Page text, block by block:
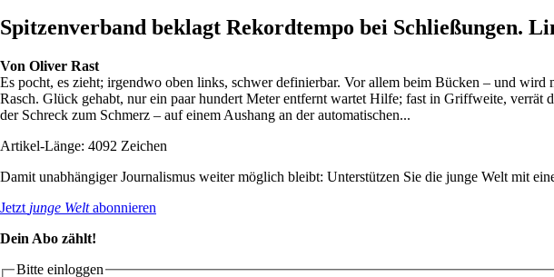
Spitzenverband beklagt Rekordtempo bei Schließungen.
Von Oliver Rast
Es pocht, es zieht; irgendwo oben links, schwer definierbar. Vor allem beim Bücken – und
Rasch. Glück gehabt, nur ein paar hundert Meter entfernt wartet Hilfe; fast in Griffweite,
der Schreck zum Schmerz – auf einem Aushang an der automatischen...
Artikel-Länge: 4092 Zeichen
Damit unabhängiger Journalismus weiter möglich bleibt: Unterstützen Sie die junge Welt mit
Jetzt junge Weltabonnieren
Dein Abo zählt!
Bitte einloggen